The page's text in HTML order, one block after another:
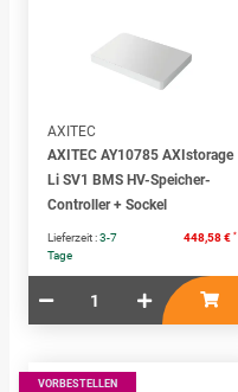
AXITEC
AXITEC AY10785 AXIstorage
Li SV1 BMS HV-Speicher-
Controller + Sockel
Lieferzeit :3-7
Tage
448,58 € *
VORBESTELLEN